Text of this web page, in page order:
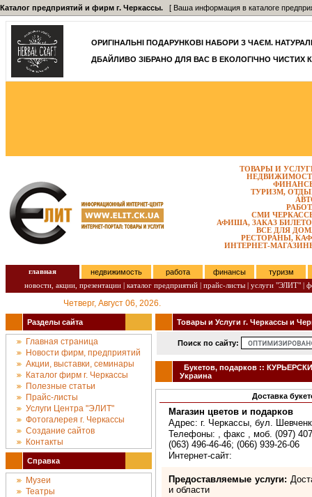
Каталог предприятий и фирм г. Черкассы. [ Ваша информация в каталоге
ОРИГІНАЛЬНІ ПОДАРУНКОВІ НАБОРИ З ЧАЄМ.
ДБАЙЛИВО ЗІБРАНО ДЛЯ ВАС В ЕКОЛОГІЧНО ЧИСТИХ
ТОВАРЫ И
ТУРИЗМ,
СМИ
АФИША, ЗАКАЗ
ВСЕ ДЛЯ
РЕСТОРАНЫ,
ИНТЕРНЕТ-
главная недвижимость работа финансы
туризм
новости, акции, презентации | каталог предприятий | прайс-листы | услуги "ЭЛИТ" |
Четверг, Август 06, 2026.
Разделы сайта
Главная страница
Новости фирм, предприятий
Акции, выставки, семинары
Каталог фирм г. Черкассы
Полезные статьи
Прайс-листы
Услуги Центра "ЭЛИТ"
Фотогалерея г. Черкассы
Создание сайтов
Контакты
Справка
Музеи
Театры
Товары и Услуги г. Черкассы и
Поиск по сайту:
Букетов, подарков ::
Украина
Доставка
Магазин цветов и подарков
Адрес: г. Черкассы, бул.
Телефоны: , факс , моб. (097)
(063) 496-46-46; (066) 939-26-06
Интернет-сайт:
Предоставляемые услуги:
и области